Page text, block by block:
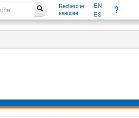
Recherche
avancée
EN
ES
?